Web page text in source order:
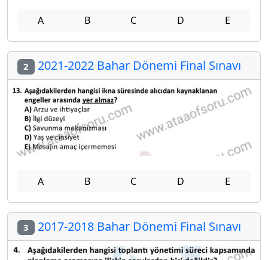
A B C D E
2 2021-2022 Bahar Dönemi Final Sınavı
A B C D E
3 2017-2018 Bahar Dönemi Final Sınavı